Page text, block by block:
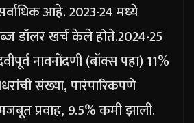
आहे. 2023-24 मध्ये
डॉलर खर्च केले होते.2024-25
नावनोंदणी (बॉक्स पहा) 11%
संख्या, पारंपारिकपणे
प्रवाह, 9.5% कमी झाली.